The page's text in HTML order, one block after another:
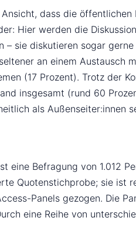
dass die
Hier werden die
sie diskutieren sogar
an einem
(17 Prozent). Trotz der
insgesamt (rund 60
als Außenseiter:innen
eine Befragung von 1.012
Quotenstichprobe; sie ist
Panels gezogen. Die
eine Reihe von